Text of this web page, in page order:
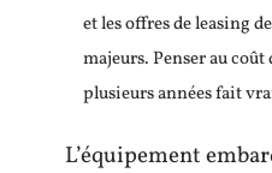
et les offres de leasing
majeurs. Penser au coût
plusieurs années fait
L’équipement